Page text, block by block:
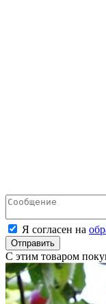
Я согласен на
Отправить
С этим товаром